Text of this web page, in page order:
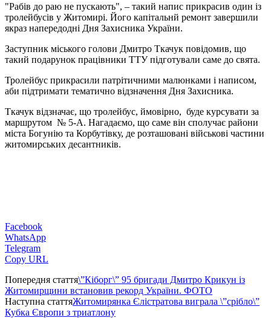
"Рабів до раю не пускають", – такий напис прикрасив один із
тролейбусів у Житомирі. Його капітальнй ремонт завершили
якраз напередодні Дня Захисника України.
Заступник міського голови Дмитро Ткачук повідомив, що
такий подарунок працівники ТТУ підготували саме до свята.
Тролейбус прикрасили патрітичними малюнками і написом,
аби підтримати тематично відзначення Дня Захисника.
Ткачук відзначає, що тролейбус, ймовірно, буде курсувати за
маршрутом № 5-А. Нагадаємо, що саме він сполучає райони
міста Богунію та Корбутівку, де розташовані військові частини
житомирських десантників.
Facebook
WhatsApp
Telegram
Copy URL
Попередня стаття\”Кіборг\” 95 бригади Дмитро Крикун із
Житомирщини встановив рекорд України. ФОТО
Наступна статтяЖитомирянка Єлістратова виграла \”срібло\”
Кубка Європи з триатлону